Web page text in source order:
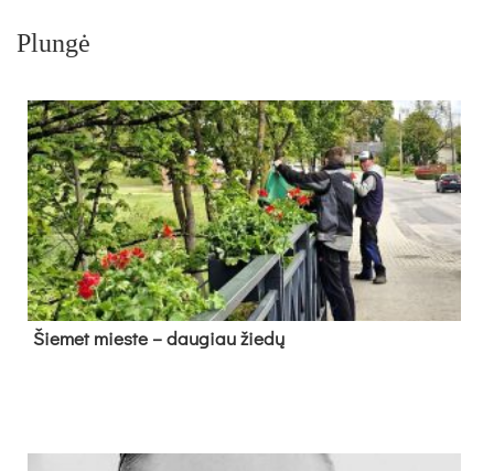
Plungė
Šie­met mies­te – dau­giau žie­dų